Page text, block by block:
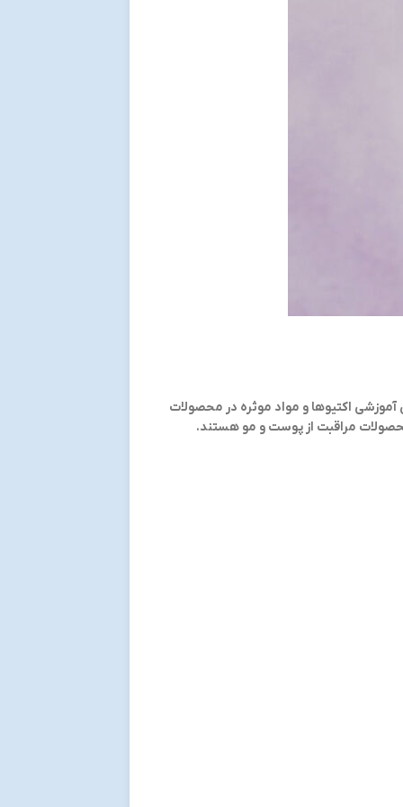
در این آموزشی اکتیوها و مواد موثره در محصولات
مراقبت از پوست و مو هستند.